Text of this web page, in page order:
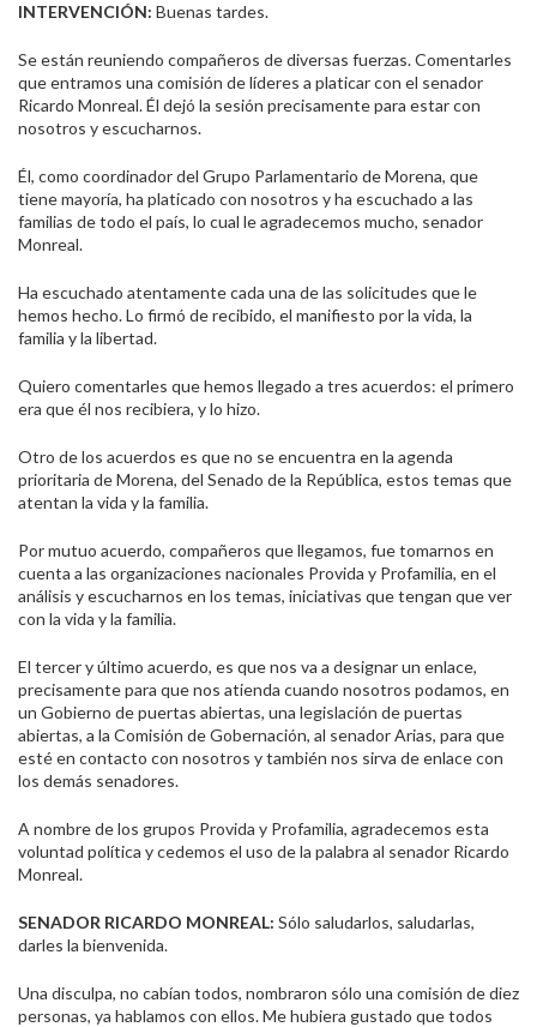
INTERVENCIÓN: Buenas tardes.
Se están reuniendo compañeros de diversas fuerzas. Comentarles
que entramos una comisión de líderes a platicar con el senador
Ricardo Monreal. Él dejó la sesión precisamente para estar con
nosotros y escucharnos.
Él, como coordinador del Grupo Parlamentario de Morena, que
tiene mayoría, ha platicado con nosotros y ha escuchado a las
familias de todo el país, lo cual le agradecemos mucho, senador
Monreal.
Ha escuchado atentamente cada una de las solicitudes que le
hemos hecho. Lo firmó de recibido, el manifiesto por la vida, la
familia y la libertad.
Quiero comentarles que hemos llegado a tres acuerdos: el primero
era que él nos recibiera, y lo hizo.
Otro de los acuerdos es que no se encuentra en la agenda
prioritaria de Morena, del Senado de la República, estos temas que
atentan la vida y la familia.
Por mutuo acuerdo, compañeros que llegamos, fue tomarnos en
cuenta a las organizaciones nacionales Provida y Profamilia, en el
análisis y escucharnos en los temas, iniciativas que tengan que ver
con la vida y la familia.
El tercer y último acuerdo, es que nos va a designar un enlace,
precisamente para que nos atienda cuando nosotros podamos, en
un Gobierno de puertas abiertas, una legislación de puertas
abiertas, a la Comisión de Gobernación, al senador Arias, para que
esté en contacto con nosotros y también nos sirva de enlace con
los demás senadores.
A nombre de los grupos Provida y Profamilia, agradecemos esta
voluntad política y cedemos el uso de la palabra al senador Ricardo
Monreal.
SENADOR RICARDO MONREAL: Sólo saludarlos, saludarlas,
darles la bienvenida.
Una disculpa, no cabían todos, nombraron sólo una comisión de diez
personas, ya hablamos con ellos. Me hubiera gustado que todos